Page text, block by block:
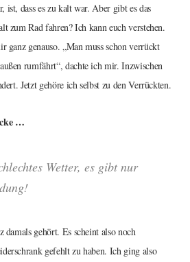
ist, dass es zu kalt war. Aber gibt es das
zum Rad fahren? Ich kann euch verstehen.
genauso. „Man muss schon verrückt
rumfährt“, dachte ich mir. Inzwischen
Jetzt gehöre ich selbst zu den Verrückten.
…
Wetter, es gibt nur
damals gehört. Es scheint also noch
gefehlt zu haben. Ich ging also